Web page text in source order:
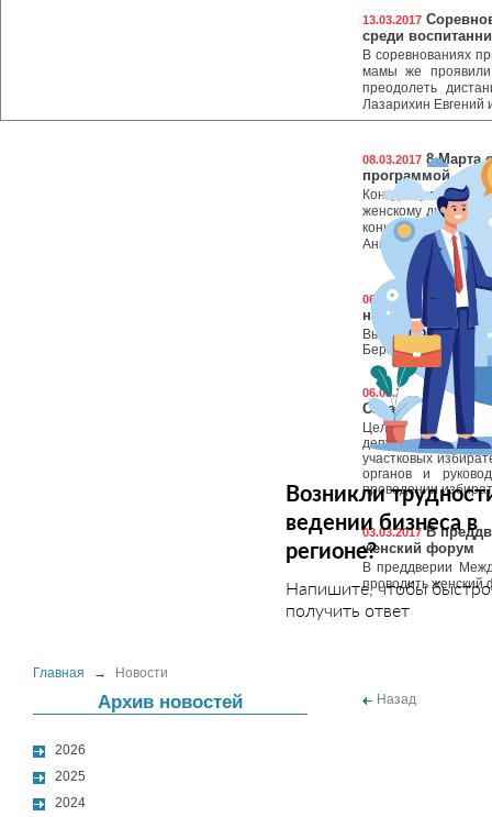
Возникли
ведении бизнеса в
регионе?
Напишите, чтобы быстро
получить ответ
Главная → Новости
Архив новостей
2026
2025
2024
13.03.2017
среди
В соревнованиях
мамы же
преодолеть
Лазарихин Евгений
08.03.2017 8 Марта
программой
Конкурсную
женскому дню,
конкурса стали 7
Анна Халилова,
06.03.2017
наших мам и
Выставка
Березка с 1 по 24
06.03.2017 Рабочая
Сахалинской
Цель поездки
депутатов
участковых
органов и
проведении
03.03.2017В
женский форум
В преддверии
проводить
Назад